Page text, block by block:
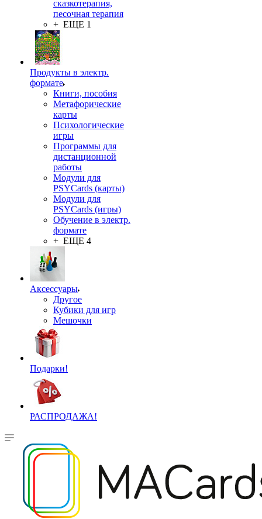
сказкотерапия,
песочная терапия
+ ЕЩЕ 1
Продукты в электр.
формате
Книги, пособия
Метафорические
карты
Психологические
игры
Программы для
дистанционной
работы
Модули для
PSYCards (карты)
Модули для
PSYCards (игры)
Обучение в электр.
формате
+ ЕЩЕ 4
Аксессуары
Другое
Кубики для игр
Мешочки
Подарки!
РАСПРОДАЖА!